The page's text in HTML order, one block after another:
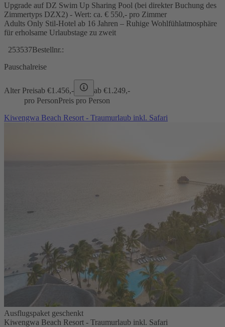
Upgrade auf DZ Swim Up Sharing Pool (bei direkter Buchung des
Zimmertyps DZX2) - Wert: ca. € 550,- pro Zimmer
Adults Only Stil-Hotel ab 16 Jahren – Ruhige Wohlfühlatmosphäre
für erholsame Urlaubstage zu zweit
253537Bestellnr.:
Pauschalreise
Alter Preisab €1.456,- ab €1.249,-
pro PersonPreis pro Person
Kiwengwa Beach Resort - Traumurlaub inkl. Safari
Ausflugspaket geschenkt
Kiwengwa Beach Resort - Traumurlaub inkl. Safari